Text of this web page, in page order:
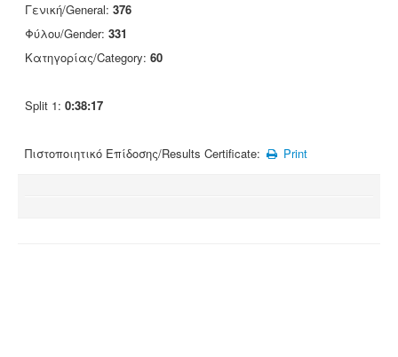
Γενική/General: 376
Φύλου/Gender: 331
Κατηγορίας/Category: 60
Split 1: 0:38:17
Πιστοποιητικό Επίδοσης/Results Certificate: Print